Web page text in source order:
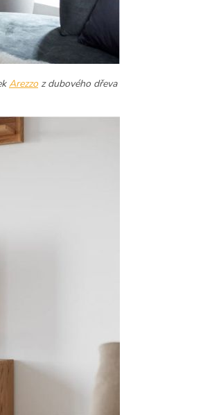
Arezzoz dubového dřeva